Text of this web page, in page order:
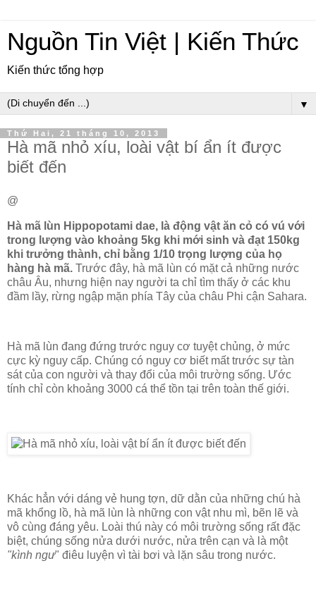
Nguồn Tin Việt | Kiến Thức
Kiến thức tổng hợp
▼
Thứ Hai, 21 tháng 10, 2013
Hà mã nhỏ xíu, loài vật bí ẩn ít được
biết đến
@
Hà mã lùn Hippopotami dae, là động vật ăn cỏ có vú với
trong lượng vào khoảng 5kg khi mới sinh và đạt 150kg
khi trưởng thành, chỉ bằng 1/10 trọng lượng của họ
hàng hà mã. Trước đây, hà mã lùn có mặt cả những nước
châu Âu, nhưng hiện nay người ta chỉ tìm thấy ở các khu
đầm lầy, rừng ngập mặn phía Tây của châu Phi cận Sahara.
Hà mã lùn đang đứng trước nguy cơ tuyệt chủng, ở mức
cực kỳ nguy cấp. Chúng có nguy cơ biết mất trước sự tàn
sát của con người và thay đổi của môi trường sống. Ước
tính chỉ còn khoảng 3000 cá thể tồn tại trên toàn thế giới.
Khác hẳn với dáng vẻ hung tợn, dữ dằn của những chú hà
mã khổng lồ, hà mã lùn là những con vật nhu mì, bẽn lẽ và
vô cùng đáng yêu. Loài thú này có môi trường sống rất đặc
biệt, chúng sống nửa dưới nước, nửa trên cạn và là một
"kình ngư" điêu luyện vì tài bơi và lặn sâu trong nước.